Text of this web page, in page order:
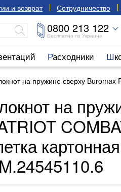
и возврат Сотрудничество
0800 213 122
Бесплатно по Украине
Расходники
на пружине сверху Buromax
на